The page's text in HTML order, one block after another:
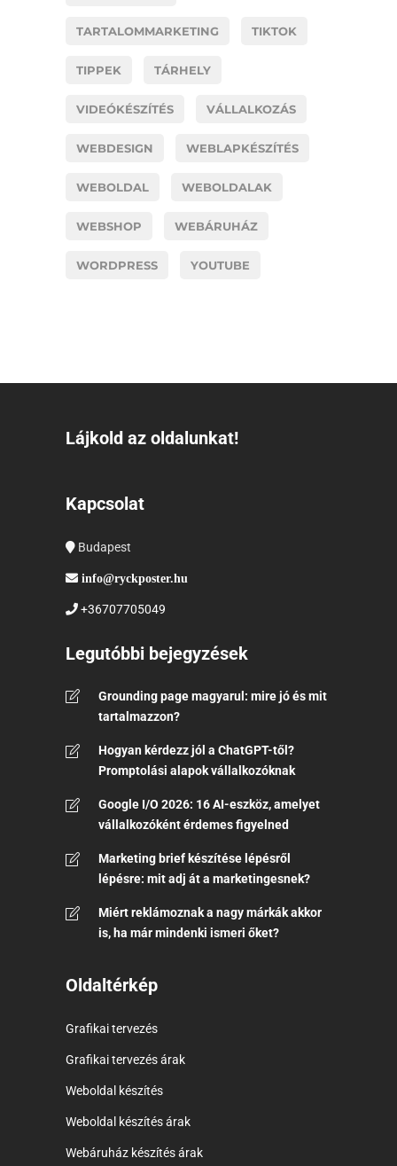
TARTALOMMARKETING TIKTOK
TIPPEK TÁRHELY
VIDEÓKÉSZÍTÉS VÁLLALKOZÁS
WEBDESIGN WEBLAPKÉSZÍTÉS
WEBOLDAL WEBOLDALAK
WEBSHOP WEBÁRUHÁZ
WORDPRESS YOUTUBE
Lájkold az oldalunkat!
Kapcsolat
Budapest
info@ryckposter.hu
+36707705049
Legutóbbi bejegyzések
Grounding page magyarul: mire jó és mit
tartalmazzon?
Hogyan kérdezz jól a ChatGPT-től?
Promptolási alapok vállalkozóknak
Google I/O 2026: 16 AI-eszköz, amelyet
vállalkozóként érdemes figyelned
Marketing brief készítése lépésről
lépésre: mit adj át a marketingesnek?
Miért reklámoznak a nagy márkák akkor
is, ha már mindenki ismeri őket?
Oldaltérkép
Grafikai tervezés
Grafikai tervezés árak
Weboldal készítés
Weboldal készítés árak
Webáruház készítés árak